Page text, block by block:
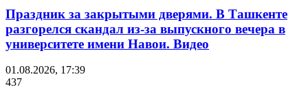
Праздник за закрытыми дверями. В Ташкенте
разгорелся скандал из-за выпускного вечера в
университете имени Навои. Видео
01.08.2026, 17:39
437